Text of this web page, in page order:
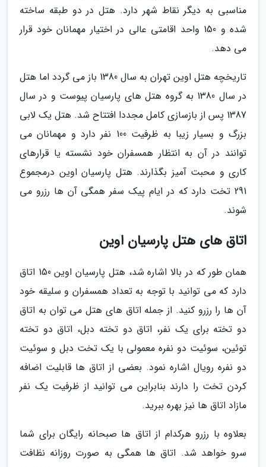
مناسبی به دیگر نقاط شهر دارد. هتل در دو طبقه ساخته
شده و 150 واحد اقامتی عالی در اختیار مهمانان خود قرار
می دهد.
تاریخچه هتل اوین تهران به سال 1380 باز می گردد اما هتل
در سال 1380 به گروه هتل های پارسیان پیوست و در سال
1387 پس از بازسازی کامل مجددا افتتاح شد. هتل یک لابی
بزرگ و بسیار زیبا به ظرفیت 100 نفر دارد و مهمانان می
توانند در آن به انتظار همسفران خود نشسته یا قرارهای
کاری و محبت آمیز بگذارند. هتل پارسیان اوین درمجموع
291 تخت دارد که در ایام پیک سفر همگی آن ها رزرو می
شوند.
اتاق های هتل پارسیان اوین
همان طور که در بالا اشاره شد، هتل پارسیان اوین 150 اتاق
دارد که می توانید با توجه به تعداد همسفران و سلیقه خود
آن ها را رزرو کنید. از جمله اتاق های هتل می توان به اتاق
دو تخته برای یک نفر، اتاق دو تخته دبل، اتاق دو تخته
توئین، سوئیت دو نفره معمولی با یک تخت دبل و سوئیت
دو نفره رویال اشاره نمود. بعضی از اتاق ها قابلیت اضافه
کردن تخت را دارند بنابراین می توانید از ظرفیت یک نفر
مازاد اتاق ها نیز بهره ببرید.
بعلاوه با رزرو هرکدام از اتاق ها صبحانه رایگان برای شما
سرو خواهد شد. اتاق ها همگی به صورت روزانه نظافت